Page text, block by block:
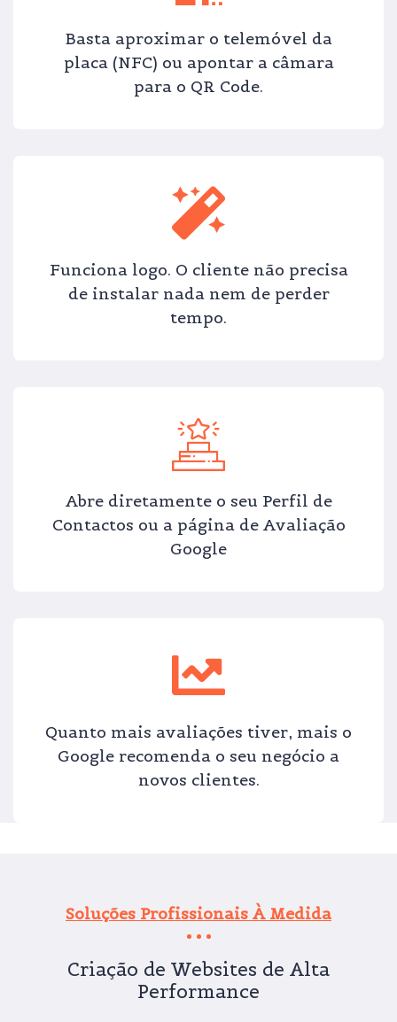
Basta aproximar o telemóvel da
placa (NFC) ou apontar a câmara
para o QR Code.
Funciona logo. O cliente não precisa
de instalar nada nem de perder
tempo.
Abre diretamente o seu Perfil de
Contactos ou a página de Avaliação
Google
Quanto mais avaliações tiver, mais o
Google recomenda o seu negócio a
novos clientes.
Soluções Profissionais À Medida
Criação de Websites de Alta
Performance